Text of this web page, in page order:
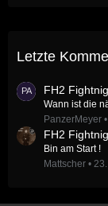
Letzte
FH2
Wann ist die
PanzerMeyer
FH2
Bin am Start !
Mattscher